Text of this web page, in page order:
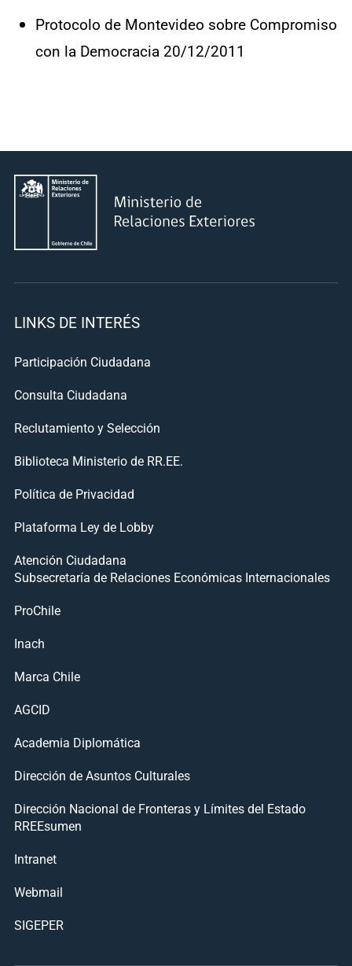
Protocolo de Montevideo sobre Compromiso
con la Democracia 20/12/2011
LINKS DE INTERÉS
Participación Ciudadana
Consulta Ciudadana
Reclutamiento y Selección
Biblioteca Ministerio de RR.EE.
Política de Privacidad
Plataforma Ley de Lobby
Atención Ciudadana
Subsecretaría de Relaciones Económicas Internacionales
ProChile
Inach
Marca Chile
AGCID
Academia Diplomática
Dirección de Asuntos Culturales
Dirección Nacional de Fronteras y Límites del Estado
RREEsumen
Intranet
Webmail
SIGEPER